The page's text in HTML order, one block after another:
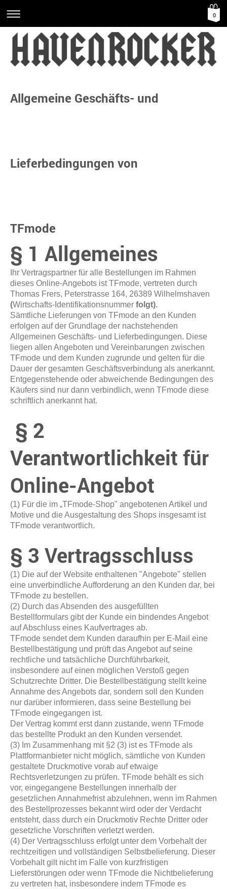
0
Allgemeine Geschäfts- und
Lieferbedingungen von
TFmode
§ 1 Allgemeines
Ihr Vertragspartner für alle Bestellungen im Rahmen
dieses Online-Angebots ist TFmode, vertreten durch
Thomas Frers, Peterstrasse 164, 26389 Wilhelmshaven
(Wirtschafts-Identifikationsnummer folgt).
Sämtliche Lieferungen von TFmode an den Kunden
erfolgen auf der Grundlage der nachstehenden
Allgemeinen Geschäfts- und Lieferbedingungen. Diese
liegen allen Angeboten und Vereinbarungen zwischen
TFmode und dem Kunden zugrunde und gelten für die
Dauer der gesamten Geschäftsverbindung als anerkannt.
Entgegenstehende oder abweichende Bedingungen des
Käufers sind nur dann verbindlich, wenn TFmode diese
schriftlich anerkannt hat.
§ 2
Verantwortlichkeit für
Online-Angebot
(1) Für die im „TFmode-Shop" angebotenen Artikel und
Motive und die Ausgestaltung des Shops insgesamt ist
TFmode verantwortlich.
§ 3 Vertragsschluss
(1) Die auf der Website enthaltenen "Angebote" stellen
eine unverbindliche Aufforderung an den Kunden dar, bei
TFmode zu bestellen.
(2) Durch das Absenden des ausgefüllten
Bestellformulars gibt der Kunde ein bindendes Angebot
auf Abschluss eines Kaufvertrages ab.
TFmode sendet dem Kunden daraufhin per E-Mail eine
Bestellbestätigung und prüft das Angebot auf seine
rechtliche und tatsächliche Durchführbarkeit,
insbesondere auf einen möglichen Verstoß gegen
Schutzrechte Dritter. Die Bestellbestätigung stellt keine
Annahme des Angebots dar, sondern soll den Kunden
nur darüber informieren, dass seine Bestellung bei
TFmode eingegangen ist.
Der Vertrag kommt erst dann zustande, wenn TFmode
das bestellte Produkt an den Kunden versendet.
(3) Im Zusammenhang mit §2 (3) ist es TFmode als
Plattformanbieter nicht möglich, sämtliche von Kunden
gestaltete Druckmotive vorab auf etwaige
Rechtsverletzungen zu prüfen. TFmode behält es sich
vor, eingegangene Bestellungen innerhalb der
gesetzlichen Annahmefrist abzulehnen, wenn im Rahmen
des Bestellprozesses bekannt wird oder der Verdacht
entsteht, dass durch ein Druckmotiv Rechte Dritter oder
gesetzliche Vorschriften verletzt werden.
(4) Der Vertragsschluss erfolgt unter dem Vorbehalt der
rechtzeitigen und vollständigen Selbstbelieferung. Dieser
Vorbehalt gilt nicht im Falle von kurzfristigen
Lieferstörungen oder wenn TFmode die Nichtbelieferung
zu vertreten hat, insbesondere indem TFmode es